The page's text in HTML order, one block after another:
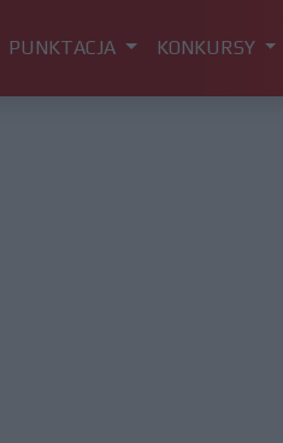
PUNKTACJA KONKURSY